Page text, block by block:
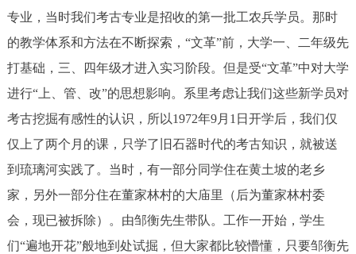
专业，当时我们考古专业是招收的第一批工农兵学员。那时
的教学体系和方法在不断探索，“文革”前，大学一、二年级先
打基础，三、四年级才进入实习阶段。但是受“文革”中对大学
进行“上、管、改”的思想影响。系里考虑让我们这些新学员对
考古挖掘有感性的认识，所以1972年9月1日开学后，我们仅
仅上了两个月的课，只学了旧石器时代的考古知识，就被送
到琉璃河实践了。当时，有一部分同学住在黄土坡的老乡
家，另外一部分住在董家林村的大庙里（后为董家林村委
会，现已被拆除）。由邹衡先生带队。工作一开始，学生
们“遍地开花”般地到处试掘，但大家都比较懵懂，只要邹衡先